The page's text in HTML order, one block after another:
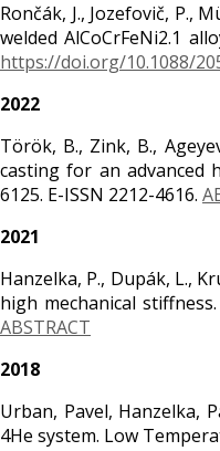
Rončák, J., Jozefovič, P.,
welded AlCoCrFeNi2.1
https://doi.org/10.1088/
2022
Török, B., Zink, B.,
casting for an advanced
6125. E-ISSN 2212-4616.
2021
Hanzelka, P., Dupák, L.,
high mechanical stiffness.
ABSTRACT
2018
Urban, Pavel, Hanzelka,
4He system. Low